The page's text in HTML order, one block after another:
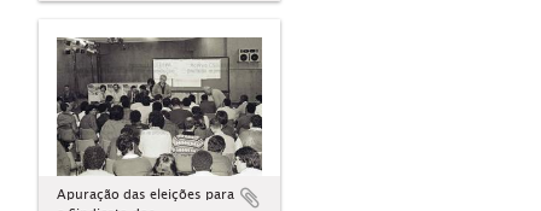
Apuração das eleições para